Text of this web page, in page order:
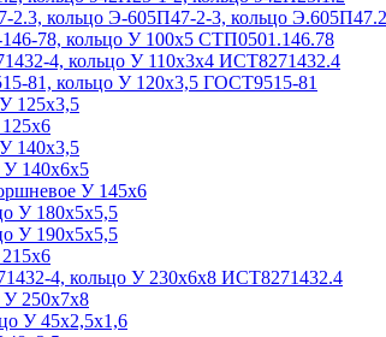
кольцо Э-605П47-2-3, кольцо
78, кольцо У 100х5 СТП0501.146.78
4, кольцо У 110х3х4 ИСТ8271432.4
81, кольцо У 120х3,5 ГОСТ9515-81
125х3,5
140х3,5
140х6х5
У 145х6
У 180х5х5,5
У 190х5х5,5
4, кольцо У 230х6х8 ИСТ8271432.4
250х7х8
У 45х2,5х1,6